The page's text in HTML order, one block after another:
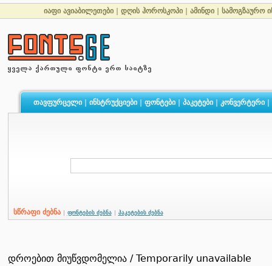
იაფი ავიაბილეთები დღის ჰოროსკოპი ამინდი სამოგზაურო
თავფურცელი| ინსტრუქციები| ფონტები| პაკეტები| კონვერტერი|
სწრაფი ძებნა ფონტების ძებნა პაკეტების ძებნა
დროებით მიუწვდომელია / Temporarily unavailable